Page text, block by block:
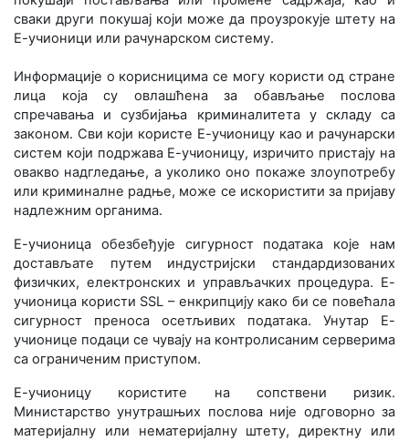
сваки други покушај који може да проузрокује штету на
Е-учионици или рачунарском систему.
Информације о корисницима се могу користи од стране
лица која су овлашћена за обављање послова
спречавања и сузбијања криминалитета у складу са
законом. Сви који користе Е-учионицу као и рачунарски
систем који подржава Е-учионицу, изричито пристају на
овакво надгледање, а уколико оно покаже злоупотребу
или криминалне радње, може се искористити за пријаву
надлежним органима.
Е-учионица обезбеђује сигурност података које нам
достављате путем индустријски стандардизованих
физичких, електронских и управљачких процедура. Е-
учионица користи SSL – енкрипцију како би се повећала
сигурност преноса осетљивих података. Унутар Е-
учионице подаци се чувају на контролисаним серверима
са ограниченим приступом.
Е-учионицу користите на сопствени ризик.
Министарство унутрашњих послова није одговорно за
материјалну или нематеријалну штету, директну или